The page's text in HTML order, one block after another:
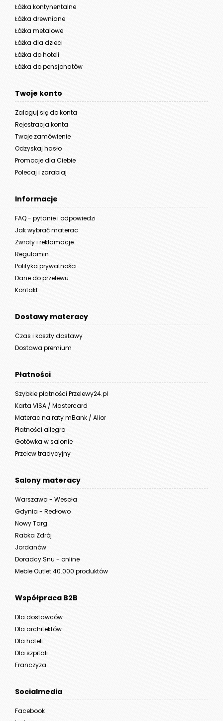
Łóżka kontynentalne
Łóżka drewniane
Łóżka metalowe
Łóżka dla dzieci
Łóżka do hoteli
Łóżka do pensjonatów
Twoje konto
Zaloguj się do konta
Rejestracja konta
Twoje zamówienie
Odzyskaj hasło
Promocje dla Ciebie
Polecaj i zarabiaj
Informacje
FAQ - pytanie i odpowiedzi
Jak wybrać materac
Zwroty i reklamacje
Regulamin
Polityka prywatności
Dane do przelewu
Kontakt
Dostawy materacy
Czas i koszty dostawy
Dostawa premium
Płatności
Szybkie płatności Przelewy24.pl
Karta VISA / Mastercard
Materac na raty mBank / Alior
Płatności allegro
Gotówka w salonie
Przelew tradycyjny
Salony materacy
Warszawa - Wesoła
Gdynia - Redłowo
Nowy Targ
Rabka Zdrój
Jordanów
Doradcy Snu - online
Meble Outlet 40.000 produktów
Współpraca B2B
Dla dostawców
Dla architektów
Dla hoteli
Dla szpitali
Franczyza
Socialmedia
Facebook